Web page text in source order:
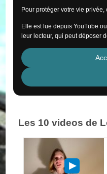
Pour protéger votre vie
Elle est lue depuis YouTube
leur lecteur, qui peut déposer
Les 10 videos de